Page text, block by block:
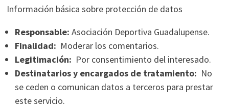
Información básica sobre protección de datos
Responsable: Asociación Deportiva Guadalupense.
Finalidad: Moderar los comentarios.
Legitimación: Por consentimiento del interesado.
Destinatarios y encargados de tratamiento: No
se ceden o comunican datos a terceros para prestar
este servicio.